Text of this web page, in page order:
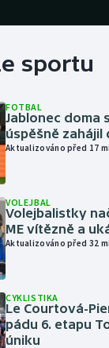
sportu
FOTBAL
Jablonec doma
úspěšně zahájil
Aktualizováno před 17
VOLEJBAL
Volejbalistky
ME vítězně a
Aktualizováno před 32
CYKLISTIKA
Le Courtová-
pádu 6. etapu
úniku